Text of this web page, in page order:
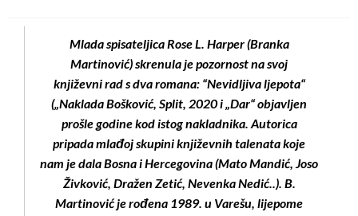
Mlada spisateljica Rose L. Harper (Branka
Martinović) skrenula je pozornost na svoj
književni rad s dva romana: “Nevidljiva ljepota“
(„Naklada Bošković, Split, 2020 i „Dar“ objavljen
prošle godine kod istog nakladnika. Autorica
pripada mlađoj skupini književnih talenata koje
nam je dala Bosna i Hercegovina (Mato Mandić, Joso
Živković, Dražen Zetić, Nevenka Nedić..). B.
Martinović je rođena 1989. u Varešu, lijepome